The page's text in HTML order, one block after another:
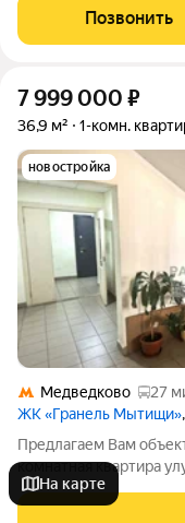
в жилом комплексе
выбор: могут быть как с
Позвонить
7 999 000 ₽
36,9 м² 1-комн.
новостройка
Медведково
27
ЖК «Гранель Мытищи»
Предлагаем Вам
комнатная квартира
"Императорские
доме 6 В доме грузо-пассажирский лифт Тип дома -
На карте